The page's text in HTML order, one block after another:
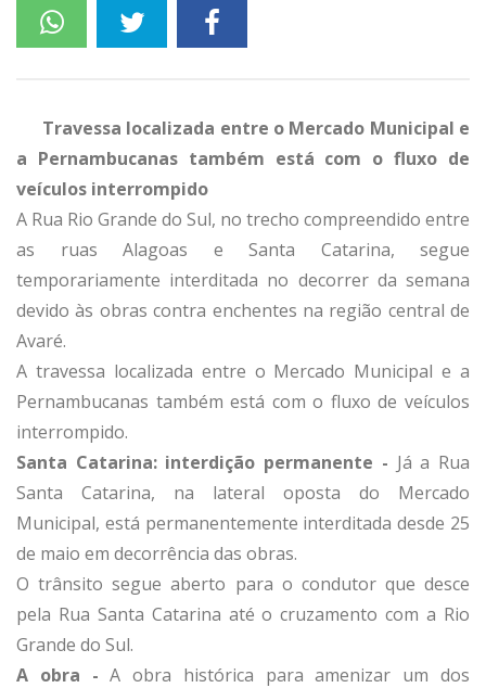
Travessa localizada entre o Mercado Municipal e
a Pernambucanas também está com o fluxo de
veículos interrompido
A Rua Rio Grande do Sul, no trecho compreendido entre
as ruas Alagoas e Santa Catarina, segue
temporariamente interditada no decorrer da semana
devido às obras contra enchentes na região central de
Avaré.
A travessa localizada entre o Mercado Municipal e a
Pernambucanas também está com o fluxo de veículos
interrompido.
Santa Catarina: interdição permanente - Já a Rua
Santa Catarina, na lateral oposta do Mercado
Municipal, está permanentemente interditada desde 25
de maio em decorrência das obras.
O trânsito segue aberto para o condutor que desce
pela Rua Santa Catarina até o cruzamento com a Rio
Grande do Sul.
A obra -A obra histórica para amenizar um dos